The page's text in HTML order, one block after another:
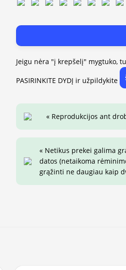
Jeigu nėra "į krepšelį" mygtuko,
PASIRINKITE DYDĮ ir užpildykite
« Reprodukcijos ant
« Netikus prekei galima
datos (netaikoma
grąžinti ne daugiau kaip